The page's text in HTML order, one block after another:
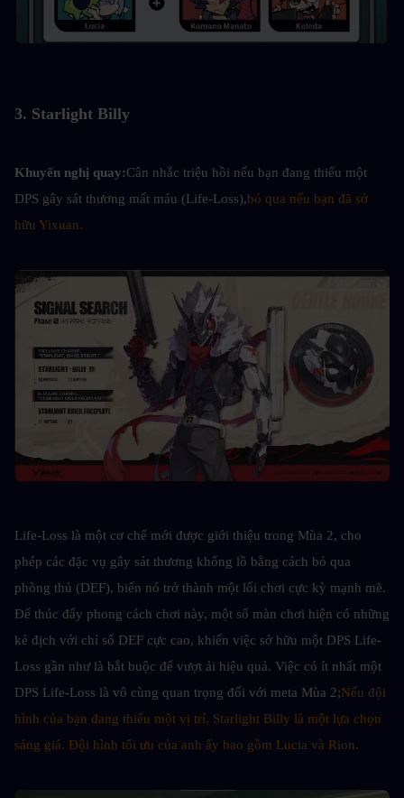
3. Starlight Billy
Khuyến nghị quay:Cân nhắc triệu hồi nếu bạn đang thiếu một
DPS gây sát thương mất máu (Life-Loss),bỏ qua nếu bạn đã sở
hữu Yixuan.
Life-Loss là một cơ chế mới được giới thiệu trong Mùa 2, cho
phép các đặc vụ gây sát thương khổng lồ bằng cách bỏ qua
phòng thủ (DEF), biến nó trở thành một lối chơi cực kỳ mạnh mẽ.
Để thúc đẩy phong cách chơi này, một số màn chơi hiện có những
kẻ địch với chỉ số DEF cực cao, khiến việc sở hữu một DPS Life-
Loss gần như là bắt buộc để vượt ải hiệu quả. Việc có ít nhất một
DPS Life-Loss là vô cùng quan trọng đối với meta Mùa 2;Nếu đội
hình của bạn đang thiếu một vị trí, Starlight Billy là một lựa chọn
sáng giá. Đội hình tối ưu của anh ấy bao gồm Lucia và Rion.